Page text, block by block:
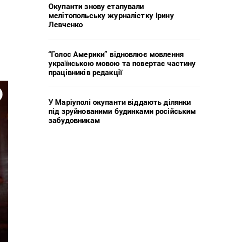
Окупанти знову етапували
мелітопольську журналістку Ірину
Левченко
“Голос Америки” відновлює мовлення
українською мовою та повертає частину
працівників редакції
У Маріуполі окупанти віддають ділянки
під зруйнованими будинками російським
забудовникам